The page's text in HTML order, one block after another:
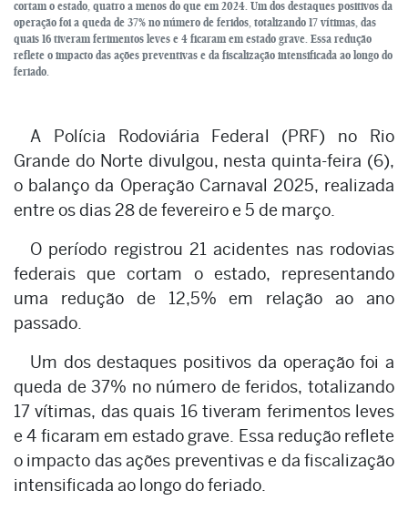
cortam o estado, quatro a menos do que em 2024. Um dos destaques positivos da
operação foi a queda de 37% no número de feridos, totalizando 17 vítimas, das
quais 16 tiveram ferimentos leves e 4 ficaram em estado grave. Essa redução
reflete o impacto das ações preventivas e da fiscalização intensificada ao longo do
feriado.
A Polícia Rodoviária Federal (PRF) no Rio
Grande do Norte divulgou, nesta quinta-feira (6),
o balanço da Operação Carnaval 2025, realizada
entre os dias 28 de fevereiro e 5 de março.
O período registrou 21 acidentes nas rodovias
federais que cortam o estado, representando
uma redução de 12,5% em relação ao ano
passado.
Um dos destaques positivos da operação foi a
queda de 37% no número de feridos, totalizando
17 vítimas, das quais 16 tiveram ferimentos leves
e 4 ficaram em estado grave. Essa redução reflete
o impacto das ações preventivas e da fiscalização
intensificada ao longo do feriado.